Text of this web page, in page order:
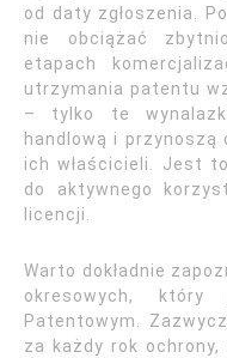
od daty zgłoszenia.
nie obciążać
etapach
utrzymania patentu
– tylko te
handlową i przynoszą
ich właścicieli. Jest
do aktywnego
licencji.
Warto dokładnie
okresowych,
Patentowym.
za każdy rok